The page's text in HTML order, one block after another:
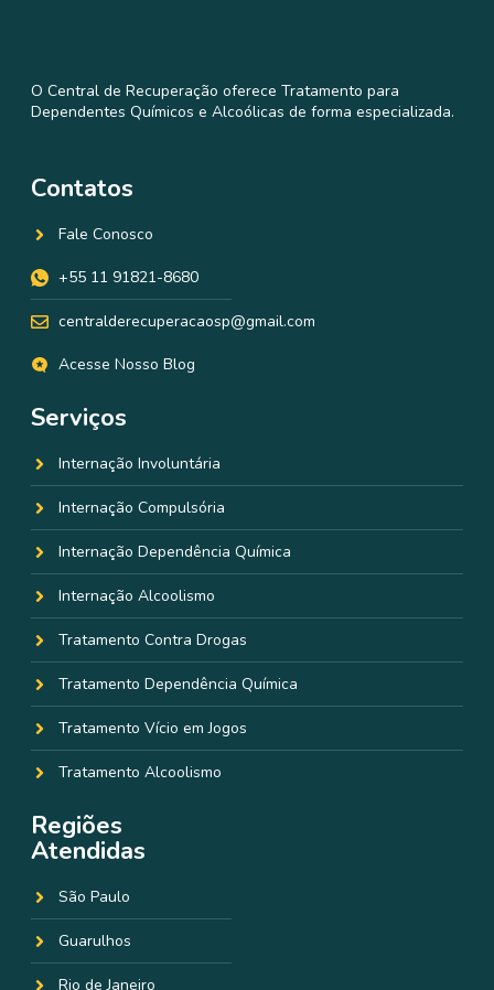
O Central de Recuperação oferece Tratamento para
Dependentes Químicos e Alcoólicas de forma especializada.
Contatos
Fale Conosco
+55 11 91821-8680
centralderecuperacaosp@gmail.com
Acesse Nosso Blog
Serviços
Internação Involuntária
Internação Compulsória
Internação Dependência Química
Internação Alcoolismo
Tratamento Contra Drogas
Tratamento Dependência Química
Tratamento Vício em Jogos
Tratamento Alcoolismo
Regiões
Atendidas
São Paulo
Guarulhos
Rio de Janeiro